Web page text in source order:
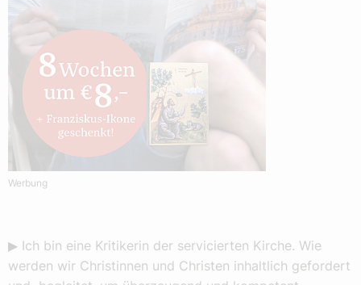
Werbung
▶ Ich bin eine Kritikerin der servicierten Kirche. Wie
werden wir Christinnen und Christen inhaltlich gefordert